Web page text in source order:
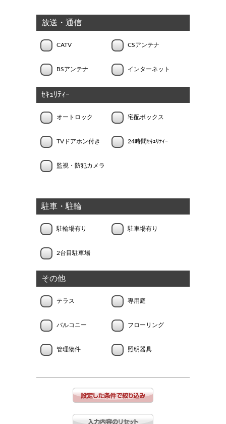
放送・通信
CATV CSアンテナ
BSアンテナ インターネット
ｾｷｭﾘﾃｨｰ
オートロック 宅配ボックス
TVドアホン付き 24時間ｾｷｭﾘﾃｨｰ
監視・防犯カメラ
駐車・駐輪
駐輪場有り 駐車場有り
2台目駐車場
その他
テラス 専用庭
バルコニー フローリング
管理物件 照明器具